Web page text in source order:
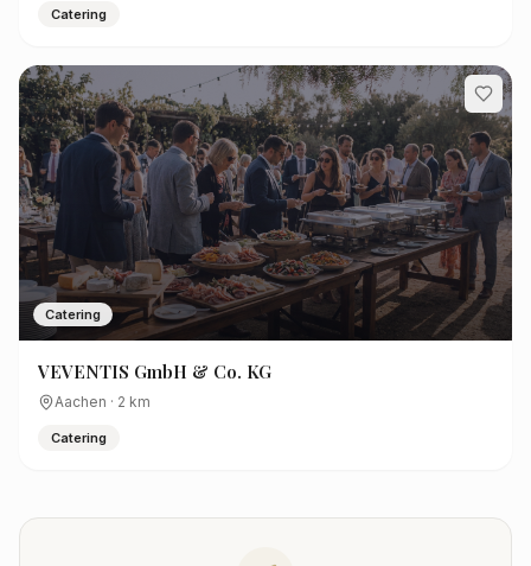
Catering
Catering
VEVENTIS GmbH & Co. KG
Aachen · 2 km
Catering